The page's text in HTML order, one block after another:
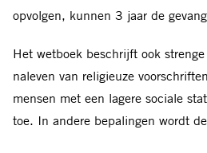
opvolgen, kunnen 3 jaar de
Het wetboek beschrijft ook
naleven van religieuze
mensen met een lagere sociale
toe. In andere bepalingen wordt